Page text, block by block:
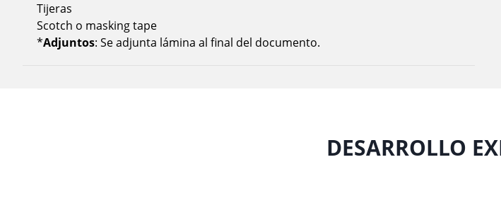
Tijeras
Scotch o masking tape
*Adjuntos: Se adjunta lámina al final del documento.
DESARROLLO